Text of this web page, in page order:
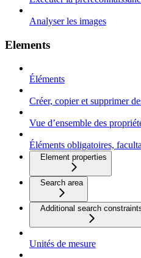
Analyser les images
Elements
Éléments
Créer, copier et supprimer
Vue d’ensemble des
Éléments obligatoires,
Element properties
Search area
Additional search
Unités de mesure